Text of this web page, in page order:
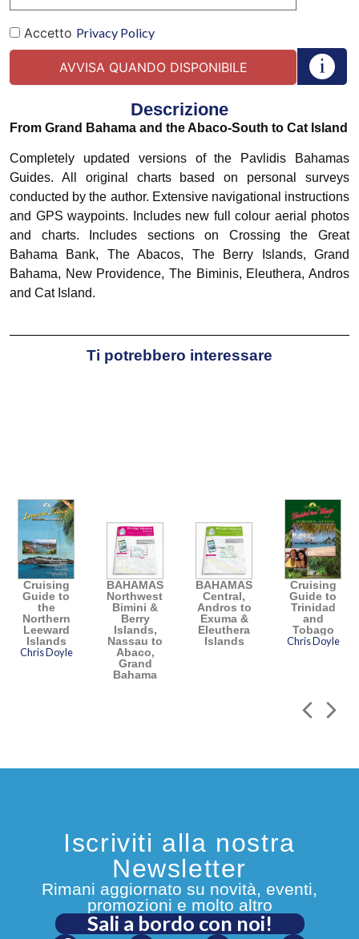
Accetto Privacy Policy
Descrizione
From Grand Bahama and the Abaco-South to Cat Island
Completely updated versions of the Pavlidis Bahamas
Guides. All original charts based on personal surveys
conducted by the author. Extensive navigational instructions
and GPS waypoints. Includes new full colour aerial photos
and charts. Includes sections on Crossing the Great
Bahama Bank, The Abacos, The Berry Islands, Grand
Bahama, New Providence, The Biminis, Eleuthera, Andros
and Cat Island.
Ti potrebbero interessare
Cruising
Guide to
the
Northern
Leeward
Islands
Chris Doyle
BAHAMAS
Northwest,
Bimini &
Berry
Islands,
Nassau to
Abaco,
Grand
Bahama
BAHAMAS
Central,
Andros to
Exuma &
Eleuthera
Islands
Cruising
Guide to
Trinidad
and
Tobago
Chris Doyle
Iscriviti alla nostra
Newsletter
Rimani aggiornato su novità, eventi,
promozioni e molto altro
Sali a bordo con noi!